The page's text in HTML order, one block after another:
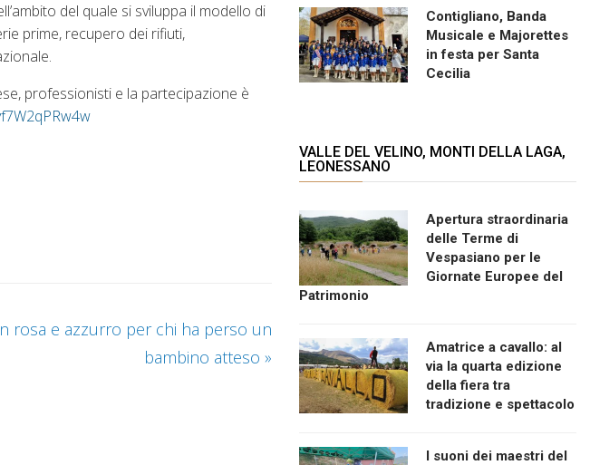
del quale si sviluppa il modello di
prime, recupero dei rifiuti,
professionisti e la partecipazione è
rosa e azzurro per chi ha perso un
bambino atteso »
Contigliano, Banda
Musicale e Majorettes
in festa per Santa
Cecilia
VALLE DEL VELINO, MONTI DELLA LAGA,
LEONESSANO
Apertura straordinaria
delle Terme di
Vespasiano per le
Giornate Europee del
Patrimonio
Amatrice a cavallo: al
via la quarta edizione
della fiera tra
tradizione e spettacolo
I suoni dei maestri del